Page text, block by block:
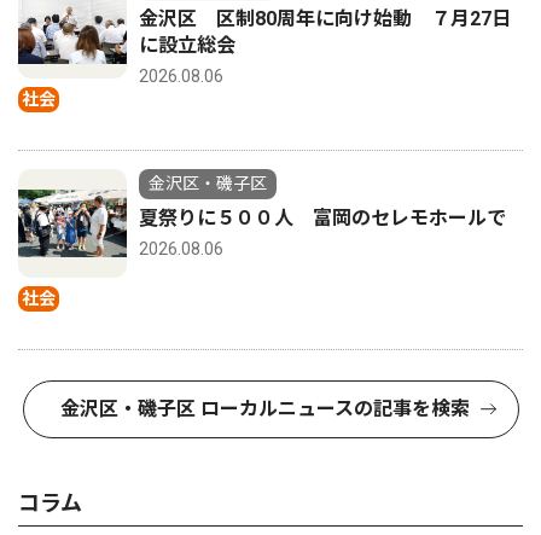
社会
金沢区 区制80周年に向け始動 ７月27日
に設立総会
2026.08.06
社会
金沢区・磯子区
夏祭りに５００人 富岡のセレモホールで
2026.08.06
金沢区・磯子区 ローカルニュースの記事を検索
コラム